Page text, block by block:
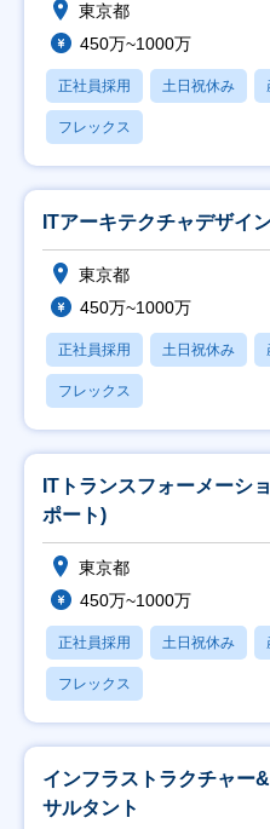
東京都
450万~1000万
正社員採用 土日祝休み
フレックス
ITアーキテクチャデザイ
東京都
450万~1000万
正社員採用 土日祝休み
フレックス
ITトランスフォーメーシ
ポート)
東京都
450万~1000万
正社員採用 土日祝休み
フレックス
インフラストラクチャー
サルタント